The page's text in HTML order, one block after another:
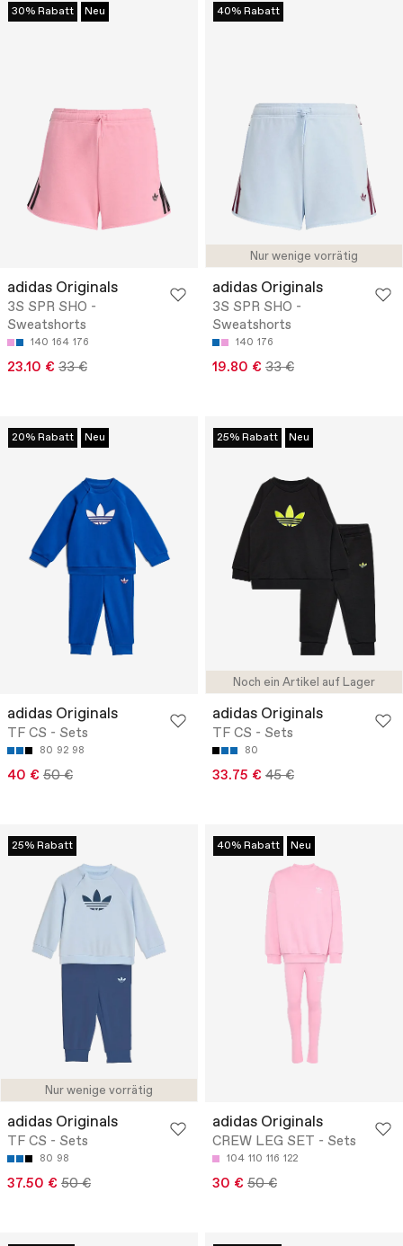
30% Rabatt Neu
adidas Originals
3S SPR SHO -
Sweatshorts
140 164 176
23.10 € 33 €
Nur wenige vorrätig
40% Rabatt
adidas Originals
3S SPR SHO -
Sweatshorts
140 176
19.80 € 33 €
20% Rabatt Neu
adidas Originals
TF CS - Sets
80 92 98
40 € 50 €
Noch ein Artikel auf Lager
25% Rabatt Neu
adidas Originals
TF CS - Sets
80
33.75 € 45 €
Nur wenige vorrätig
25% Rabatt
adidas Originals
TF CS - Sets
80 98
37.50 € 50 €
40% Rabatt Neu
adidas Originals
CREW LEG SET - Sets
104 110 116 122
30 € 50 €